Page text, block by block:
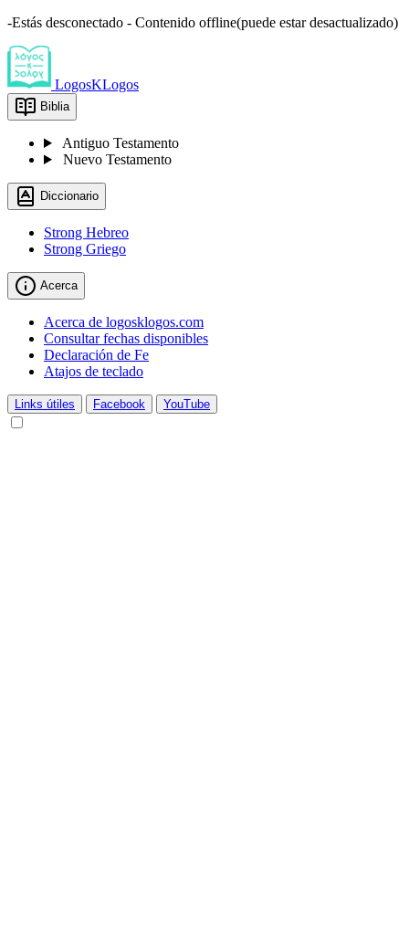
-Estás desconectado - Contenido offline(puede estar desactualizado)
LogosKLogos
Biblia
Antiguo Testamento
Nuevo Testamento
Diccionario
Strong Hebreo
Strong Griego
Acerca
Acerca de logosklogos.com
Consultar fechas disponibles
Declaración de Fe
Atajos de teclado
Links útiles Facebook YouTube